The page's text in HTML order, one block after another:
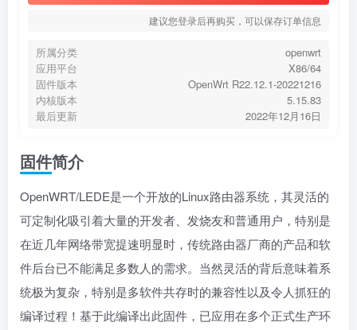
建议您登录后再购买，可以保存订单信息
所属分类
openwrt
应用平台
X86/64
固件版本
OpenWrt R22.12.1-20221216
内核版本
5.15.83
最后更新
2022年12月16日
固件简介
OpenWRT/LEDE是一个开放的Linux路由器系统，其灵活的
可定制化吸引着大量的开发者、发烧友和普通用户，特别是
在近几年网络带宽提速明显时，传统路由器厂商的产品和软
件后台已不能满足多数人的需求。当然灵活的背后意味着系
统极为复杂，特别是多软件共存时的兼容性以及令人抓狂的
编译过程！基于此编译出此固件，已应用在多个正式生产环